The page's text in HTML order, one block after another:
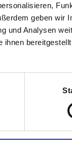
geben wir
und Analysen
Hestra